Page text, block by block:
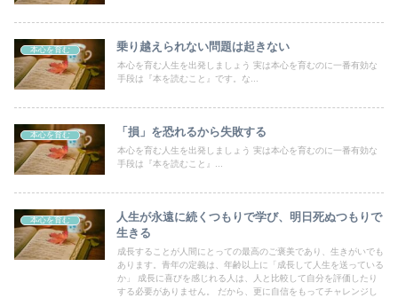
本心を育む 乗り越えられない問題は起きない
本心を育む人生を出発しましょう 実は本心を育むのに一番有効な
手段は『本を読むこと』です。な...
本心を育む 「損」を恐れるから失敗する
本心を育む人生を出発しましょう 実は本心を育むのに一番有効な
手段は『本を読むこと』...
本心を育む
人生が永遠に続くつもりで学び、明日死ぬつもりで
生きる
成長することが人間にとっての最高のご褒美であり、生きがいでも
あります。青年の定義は、年齢以上に「成長して人生を送っている
か」 成長に喜びを感じれる人は、人と比較して自分を評価したり
する必要がありません。 だから、更に自信をもってチャレンジし